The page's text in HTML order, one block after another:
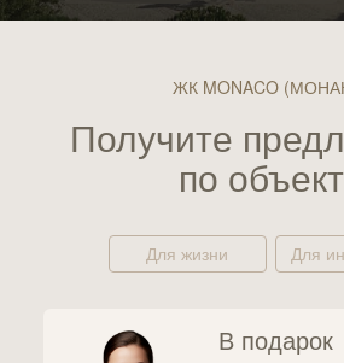
ЖК MONACO
В подарок
Получите
по
Для
Для жизни